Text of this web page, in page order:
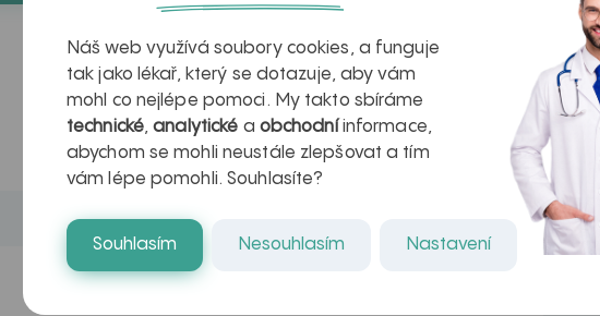
Náš web využívá soubory cookies, a funguje
tak jako lékař, který se dotazuje, aby vám
mohl co nejlépe pomoci. My takto sbíráme
technické,analytické a obchodníinformace,
abychom se mohli neustále zlepšovat a tím
vám lépe pomohli. Souhlasíte?
Souhlasím Nesouhlasím Nastavení